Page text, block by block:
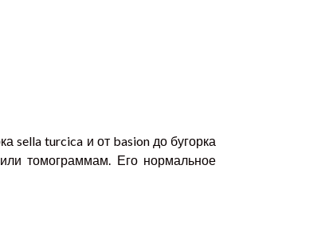
sella turcica и от basion до бугорка
томограммам. Его нормальное